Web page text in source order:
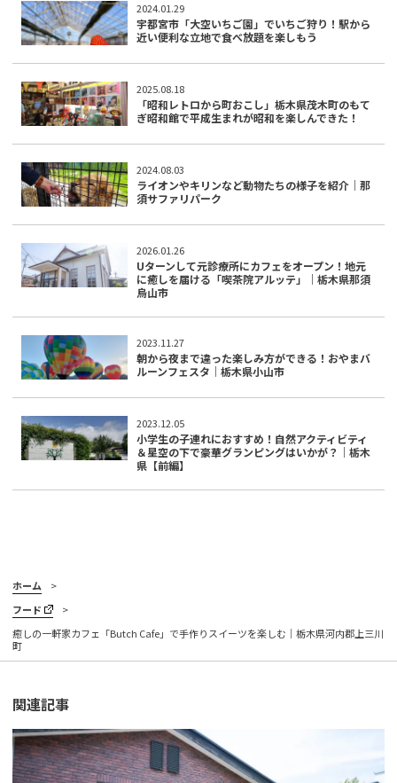
2024.01.29
宇都宮市「大空いちご園」でいちご狩り！駅から
近い便利な立地で食べ放題を楽しもう
2025.08.18
「昭和レトロから町おこし」栃木県茂木町のもて
ぎ昭和館で平成生まれが昭和を楽しんできた！
2024.08.03
ライオンやキリンなど動物たちの様子を紹介｜那
須サファリパーク
2026.01.26
Uターンして元診療所にカフェをオープン！地元
に癒しを届ける「喫茶院アルッテ」｜栃木県那須
烏山市
2023.11.27
朝から夜まで違った楽しみ方ができる！おやまバ
ルーンフェスタ｜栃木県小山市
2023.12.05
小学生の子連れにおすすめ！自然アクティビティ
＆星空の下で豪華グランピングはいかが？｜栃木
県【前編】
ホーム
フード
癒しの一軒家カフェ「Butch Cafe」で手作りスイーツを楽しむ｜栃木県河内郡上三川
町
関連記事